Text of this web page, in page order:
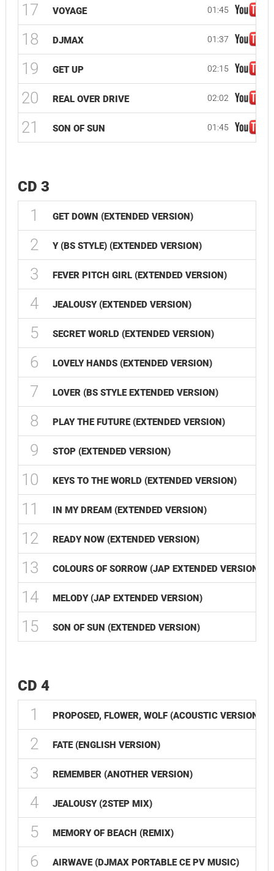
17 VOYAGE 01:45
18 DJMAX 01:37
19 GET UP 02:15
20 REAL OVER DRIVE 02:02
21 SON OF SUN 01:45
CD 3
1 GET DOWN (EXTENDED VERSION)
2 Y (BS STYLE) (EXTENDED VERSION)
3 FEVER PITCH GIRL (EXTENDED VERSION)
4 JEALOUSY (EXTENDED VERSION)
5 SECRET WORLD (EXTENDED VERSION)
6 LOVELY HANDS (EXTENDED VERSION)
7 LOVER (BS STYLE EXTENDED VERSION)
8 PLAY THE FUTURE (EXTENDED VERSION)
9 STOP (EXTENDED VERSION)
10 KEYS TO THE WORLD (EXTENDED VERSION)
11 IN MY DREAM (EXTENDED VERSION)
12 READY NOW (EXTENDED VERSION)
13 COLOURS OF SORROW (JAP EXTENDED VERSION)
14 MELODY (JAP EXTENDED VERSION)
15 SON OF SUN (EXTENDED VERSION)
CD 4
1 PROPOSED, FLOWER, WOLF (ACOUSTIC VERSION)
2 FATE (ENGLISH VERSION)
3 REMEMBER (ANOTHER VERSION)
4 JEALOUSY (2STEP MIX)
5 MEMORY OF BEACH (REMIX)
6 AIRWAVE (DJMAX PORTABLE CE PV MUSIC)